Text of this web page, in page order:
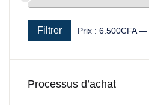
Filtrer Prix : 6.500CFA—
Processus d’achat